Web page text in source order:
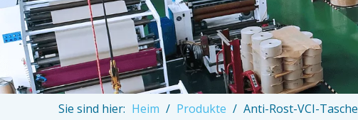
Sie sind hier: Heim / Produkte / Anti-Rost-VCI-Tasche